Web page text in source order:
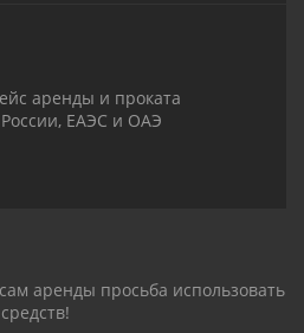
аренды и проката
ЕАЭС и ОАЭ
аренды просьба использовать